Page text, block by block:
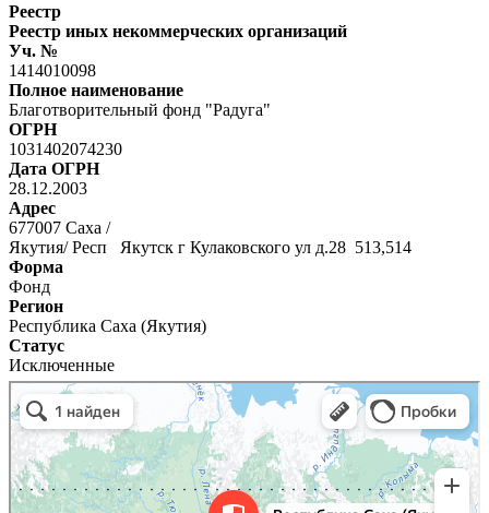
Реестр
Реестр иных некоммерческих организаций
Уч. №
1414010098
Полное наименование
Благотворительный фонд "Радуга"
ОГРН
1031402074230
Дата ОГРН
28.12.2003
Адрес
677007 Саха /
Якутия/ Респ Якутск г Кулаковского ул д.28 513,514
Форма
Фонд
Регион
Республика Саха (Якутия)
Статус
Исключенные